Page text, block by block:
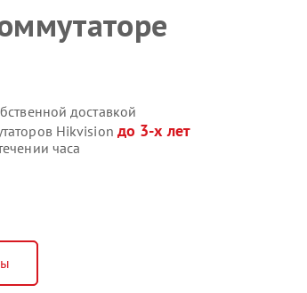
доставкой
Hikvision до 3-х лет
часа